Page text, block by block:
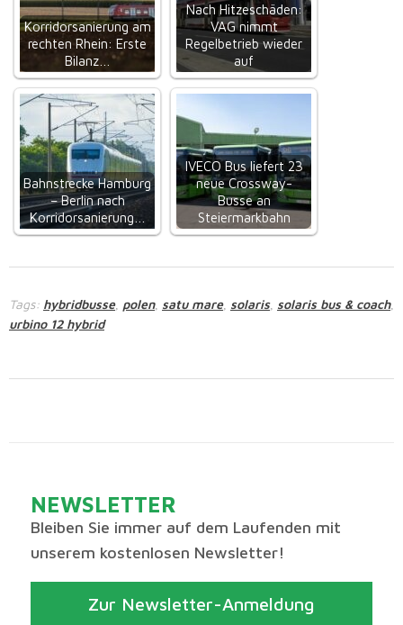
Korridorsanierung am
rechten Rhein: Erste
Bilanz…
Nach Hitzeschäden:
VAG nimmt
Regelbetrieb wieder
auf
Bahnstrecke Hamburg
– Berlin nach
Korridorsanierung…
IVECO Bus liefert 23
neue Crossway-
Busse an
Steiermarkbahn
Tags: hybridbusse, polen, satu mare, solaris, solaris bus & coach,
urbino 12 hybrid
NEWSLETTER
Bleiben Sie immer auf dem Laufenden mit
unserem kostenlosen Newsletter!
Zur Newsletter-Anmeldung